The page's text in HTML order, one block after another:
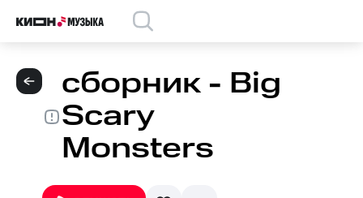
сборник - Big
Scary
Monsters